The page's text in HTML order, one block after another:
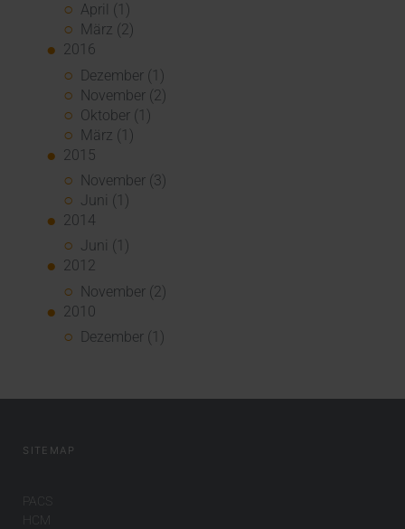
April (1)
März (2)
2016
Dezember (1)
November (2)
Oktober (1)
März (1)
2015
November (3)
Juni (1)
2014
Juni (1)
2012
November (2)
2010
Dezember (1)
SITEMAP
PACS
HCM